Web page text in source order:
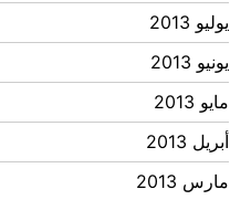
يوليو 2013
يونيو 2013
مايو 2013
أبريل 2013
مارس 2013